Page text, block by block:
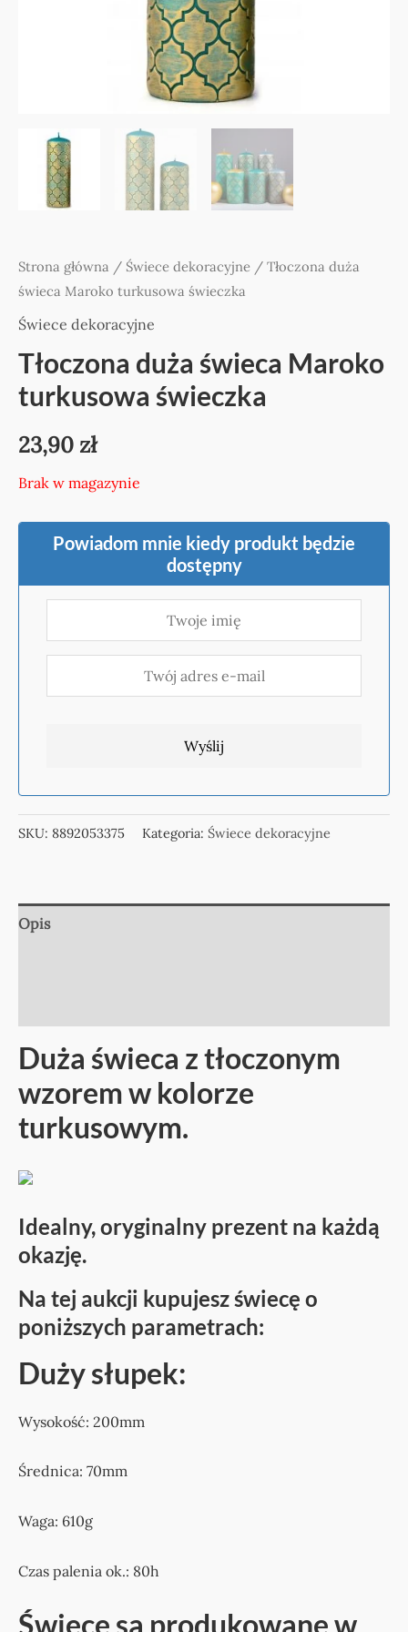
Strona główna / Świece dekoracyjne / Tłoczona duża
świeca Maroko turkusowa świeczka
Świece dekoracyjne
Tłoczona duża świeca Maroko
turkusowa świeczka
23,90 zł
Brak w magazynie
Powiadom mnie kiedy produkt będzie
dostępny
SKU: 8892053375 Kategoria: Świece dekoracyjne
Opis
Duża świeca z tłoczonym
wzorem w kolorze
turkusowym.
Idealny, oryginalny prezent na każdą
okazję.
Na tej aukcji kupujesz świecę o
poniższych parametrach:
Duży słupek:
Wysokość: 200mm
Średnica: 70mm
Waga: 610g
Czas palenia ok.: 80h
Świece są produkowane w